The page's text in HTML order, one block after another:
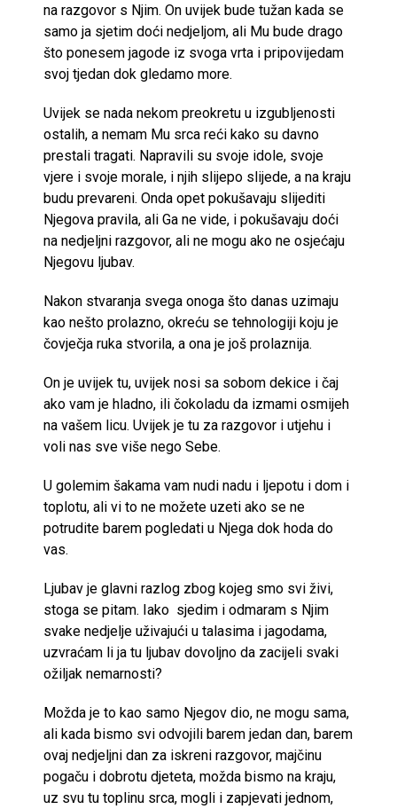
na razgovor s Njim. On uvijek bude tužan kada se
samo ja sjetim doći nedjeljom, ali Mu bude drago
što ponesem jagode iz svoga vrta i pripovijedam
svoj tjedan dok gledamo more.
Uvijek se nada nekom preokretu u izgubljenosti
ostalih, a nemam Mu srca reći kako su davno
prestali tragati. Napravili su svoje idole, svoje
vjere i svoje morale, i njih slijepo slijede, a na kraju
budu prevareni. Onda opet pokušavaju slijediti
Njegova pravila, ali Ga ne vide, i pokušavaju doći
na nedjeljni razgovor, ali ne mogu ako ne osjećaju
Njegovu ljubav.
Nakon stvaranja svega onoga što danas uzimaju
kao nešto prolazno, okreću se tehnologiji koju je
čovječja ruka stvorila, a ona je još prolaznija.
On je uvijek tu, uvijek nosi sa sobom dekice i čaj
ako vam je hladno, ili čokoladu da izmami osmijeh
na vašem licu. Uvijek je tu za razgovor i utjehu i
voli nas sve više nego Sebe.
U golemim šakama vam nudi nadu i ljepotu i dom i
toplotu, ali vi to ne možete uzeti ako se ne
potrudite barem pogledati u Njega dok hoda do
vas.
Ljubav je glavni razlog zbog kojeg smo svi živi,
stoga se pitam. Iako sjedim i odmaram s Njim
svake nedjelje uživajući u talasima i jagodama,
uzvraćam li ja tu ljubav dovoljno da zacijeli svaki
ožiljak nemarnosti?
Možda je to kao samo Njegov dio, ne mogu sama,
ali kada bismo svi odvojili barem jedan dan, barem
ovaj nedjeljni dan za iskreni razgovor, majčinu
pogaču i dobrotu djeteta, možda bismo na kraju,
uz svu tu toplinu srca, mogli i zapjevati jednom,